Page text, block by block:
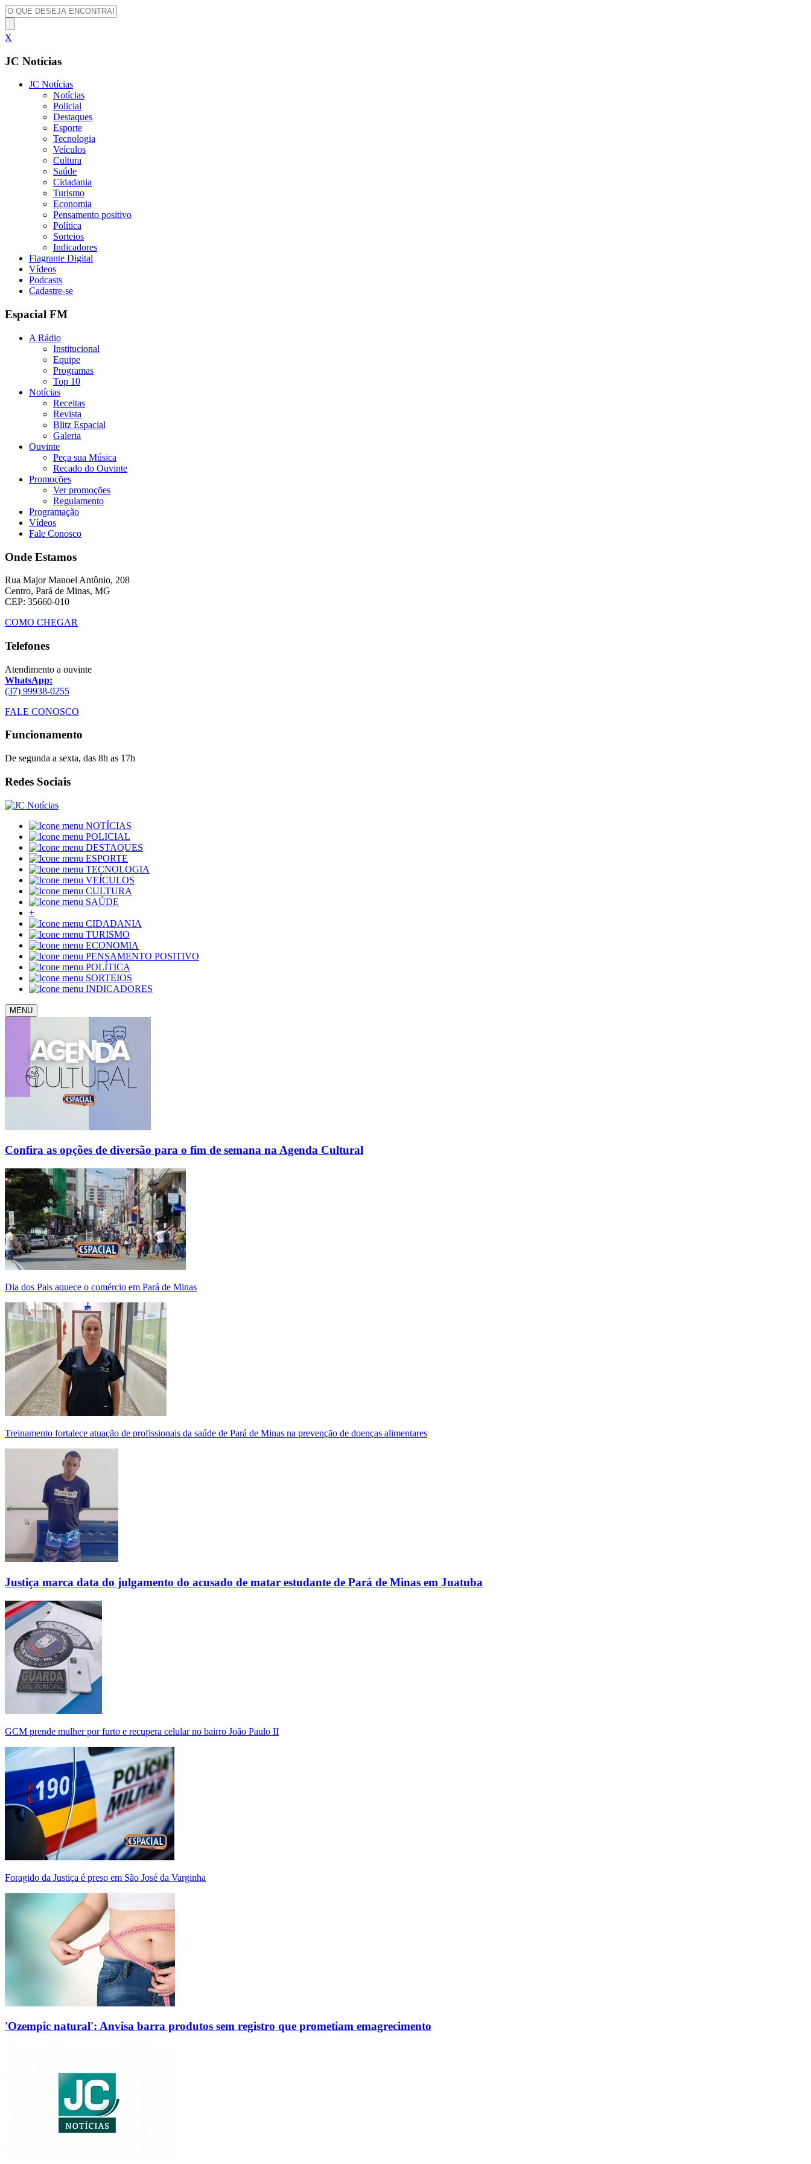
X
JC Notícias
JC Notícias
Notícias
Policial
Destaques
Esporte
Tecnologia
Veículos
Cultura
Saúde
Cidadania
Turismo
Economia
Pensamento positivo
Política
Sorteios
Indicadores
Flagrante Digital
Vídeos
Podcasts
Cadastre-se
Espacial FM
A Rádio
Institucional
Equipe
Programas
Top 10
Notícias
Receitas
Revista
Blitz Espacial
Galeria
Ouvinte
Peça sua Música
Recado do Ouvinte
Promoções
Ver promoções
Regulamento
Programação
Vídeos
Fale Conosco
Onde Estamos
Rua Major Manoel Antônio, 208
Centro, Pará de Minas, MG
CEP: 35660-010
COMO CHEGAR
Telefones
Atendimento a ouvinte
WhatsApp:
(37) 99938-0255
FALE CONOSCO
Funcionamento
De segunda a sexta, das 8h as 17h
Redes Sociais
NOTÍCIAS
POLICIAL
DESTAQUES
ESPORTE
TECNOLOGIA
VEÍCULOS
CULTURA
SAÚDE
+
CIDADANIA
TURISMO
ECONOMIA
PENSAMENTO POSITIVO
POLÍTICA
SORTEIOS
INDICADORES
MENU
Confira as opções de diversão para o fim de semana na Agenda Cultural
Dia dos Pais aquece o comércio em Pará de Minas
Treinamento fortalece atuação de profissionais da saúde de Pará de Minas na prevenção de doenças alimentares
Justiça marca data do julgamento do acusado de matar estudante de Pará de Minas em Juatuba
GCM prende mulher por furto e recupera celular no bairro João Paulo II
Foragido da Justiça é preso em São José da Varginha
'Ozempic natural': Anvisa barra produtos sem registro que prometiam emagrecimento